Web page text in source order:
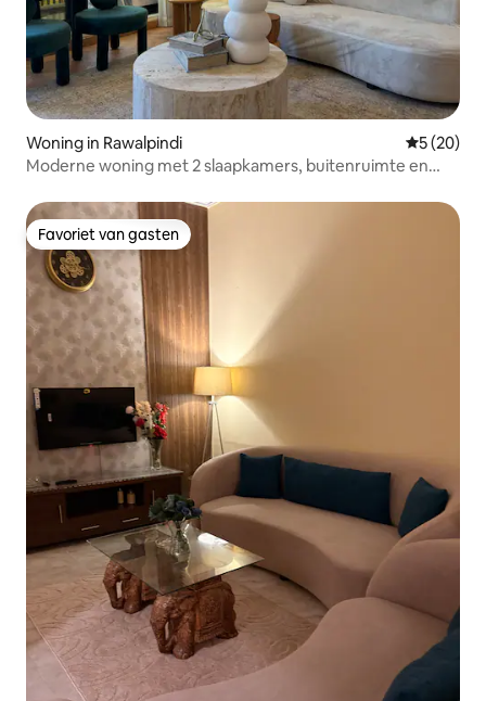
Woning in Rawalpindi
5 (20)
Moderne woning met 2 slaapkamers, buitenruimte en
Favoriet van gasten
Favoriet van gasten